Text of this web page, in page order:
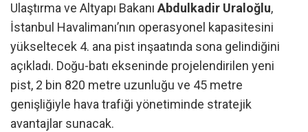
Ulaştırma ve Altyapı Bakanı Abdulkadir Uraloğlu,
İstanbul Havalimanı’nın operasyonel kapasitesini
yükseltecek 4. ana pist inşaatında sona gelindiğini
açıkladı. Doğu-batı ekseninde projelendirilen yeni
pist, 2 bin 820 metre uzunluğu ve 45 metre
genişliğiyle hava trafiği yönetiminde stratejik
avantajlar sunacak.